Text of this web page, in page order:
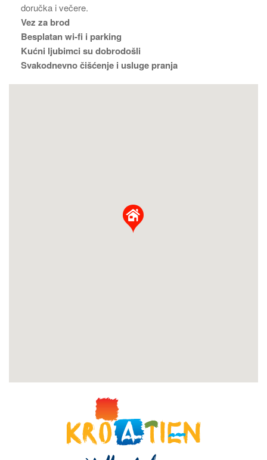
doručka i večere.
Vez za brod
Besplatan wi-fi i parking
Kućni ljubimci su dobrodošli
Svakodnevno čišćenje i usluge pranja